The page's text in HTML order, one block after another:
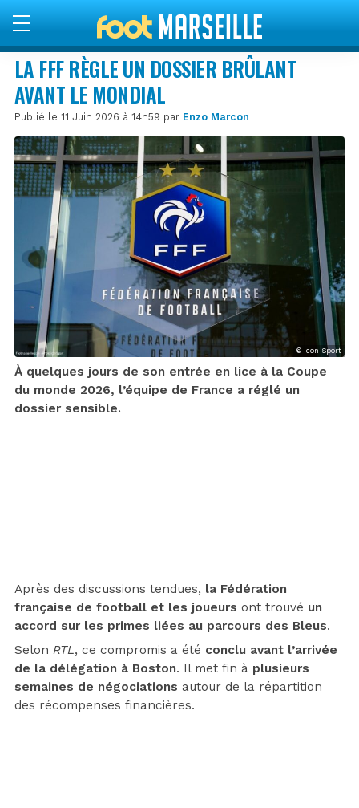
LA FFF RÈGLE UN DOSSIER BRÛLANT
AVANT LE MONDIAL
Publié le 11 Juin 2026 à 14h59 par Enzo Marcon
© Icon Sport
À quelques jours de son entrée en lice à la Coupe
du monde 2026, l’équipe de France a réglé un
dossier sensible.
Après des discussions tendues, la Fédération
française de football et les joueurs ont trouvé un
accord sur les primes liées au parcours des Bleus.
Selon RTL, ce compromis a été conclu avant l’arrivée
de la délégation à Boston. Il met fin à plusieurs
semaines de négociations autour de la répartition
des récompenses financières.